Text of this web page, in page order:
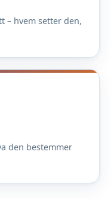
– hvem setter den,
den bestemmer